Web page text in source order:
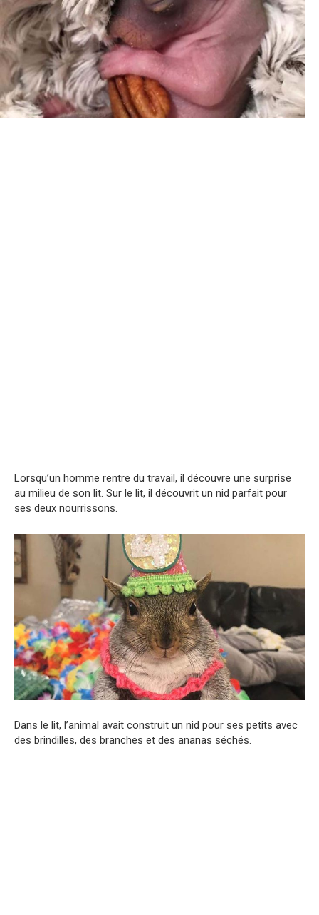
Lorsqu’un homme rentre du travail, il découvre une surprise
au milieu de son lit. Sur le lit, il découvrit un nid parfait pour
ses deux nourrissons.
Dans le lit, l’animal avait construit un nid pour ses petits avec
des brindilles, des branches et des ananas séchés.